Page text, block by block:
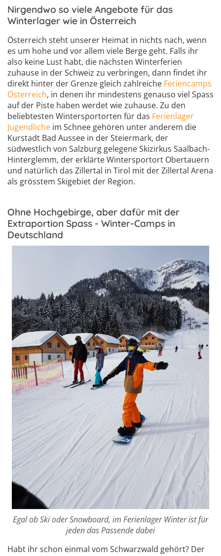
Nirgendwo so viele Angebote für das
Winterlager wie in Österreich
Österreich steht unserer Heimat in nichts nach, wenn
es um hohe und vor allem viele Berge geht. Falls ihr
also keine Lust habt, die nächsten Winterferien
zuhause in der Schweiz zu verbringen, dann findet ihr
direkt hinter der Grenze gleich zahlreiche Feriencamps
Österreich, in denen ihr mindestens genauso viel Spass
auf der Piste haben werdet wie zuhause. Zu den
beliebtesten Wintersportorten für das Ferienlager
Jugendliche im Schnee gehören unter anderem die
Kurstadt Bad Aussee in der Steiermark, der
südwestlich von Salzburg gelegene Skizirkus Saalbach-
Hinterglemm, der erklärte Wintersportort Obertauern
und natürlich das Zillertal in Tirol mit der Zillertal Arena
als grösstem Skigebiet der Region.
Ohne Hochgebirge, aber dafür mit der
Extraportion Spass - Winter-Camps in
Deutschland
Egal ob Ski oder Snowboard, im Ferienlager Winter ist für
jeden das Passende dabei
Habt ihr schon einmal vom Schwarzwald gehört? Der